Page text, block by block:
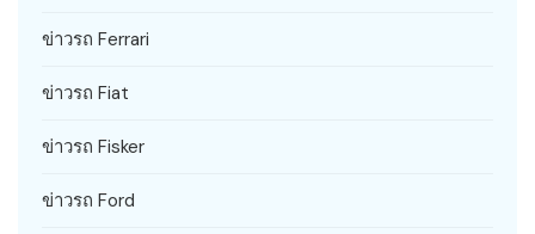
ข่าวรถ Ferrari
ข่าวรถ Fiat
ข่าวรถ Fisker
ข่าวรถ Ford